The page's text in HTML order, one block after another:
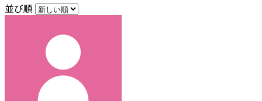
並び順